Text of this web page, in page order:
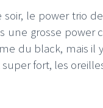
soir, le power trio
une grosse
du black, mais
fort, les